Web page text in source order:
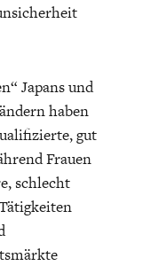
Japans und
haben
gut
Frauen
schlecht